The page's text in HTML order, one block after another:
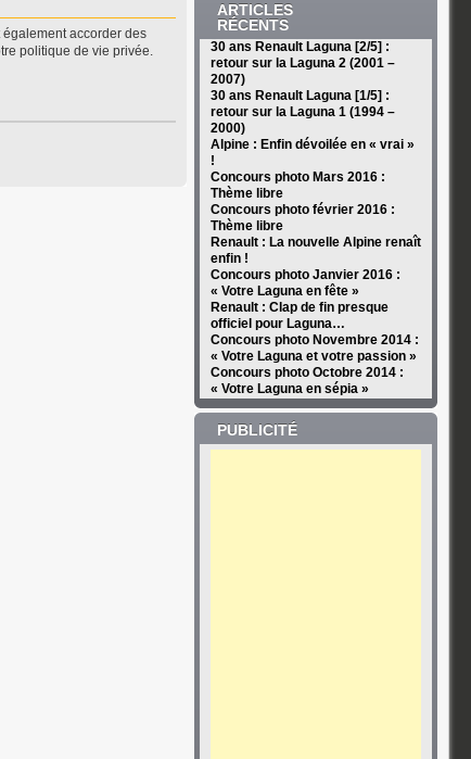
également accorder des
politique de vie privée.
ARTICLES
RÉCENTS
30 ans Renault Laguna [2/5] :
retour sur la Laguna 2 (2001 –
2007)
30 ans Renault Laguna [1/5] :
retour sur la Laguna 1 (1994 –
2000)
Alpine : Enfin dévoilée en « vrai »
!
Concours photo Mars 2016 :
Thème libre
Concours photo février 2016 :
Thème libre
Renault : La nouvelle Alpine renaît
enfin !
Concours photo Janvier 2016 :
« Votre Laguna en fête »
Renault : Clap de fin presque
officiel pour Laguna…
Concours photo Novembre 2014 :
« Votre Laguna et votre passion »
Concours photo Octobre 2014 :
« Votre Laguna en sépia »
PUBLICITÉ